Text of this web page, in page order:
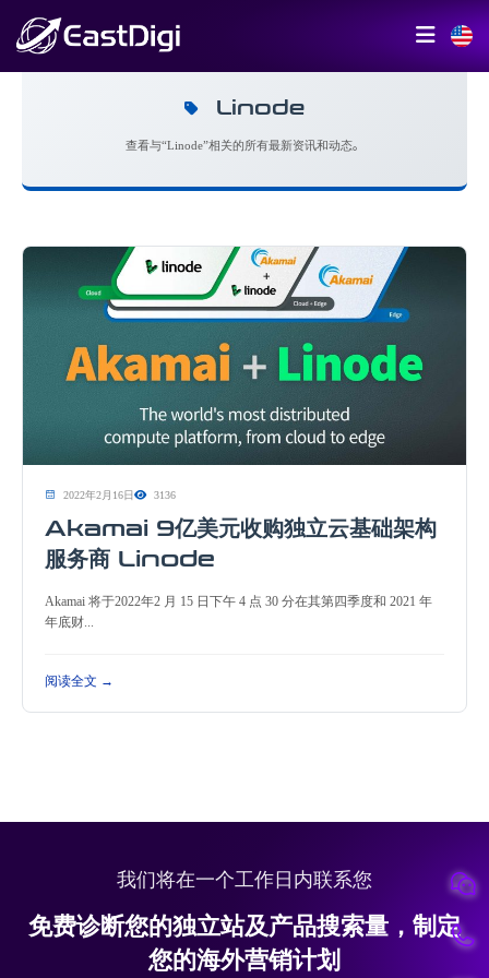
Linode
查看与“Linode”相关的所有最新资讯和动态。
2022年2月16日 3136
Akamai 9亿美元收购独立云基础架构
服务商 Linode
Akamai 将于2022年2 月 15 日下午 4 点 30 分在其第四季度和 2021 年
年底财...
阅读全文 →
我们将在一个工作日内联系您
免费诊断您的独立站及产品搜索量，制定
您的海外营销计划